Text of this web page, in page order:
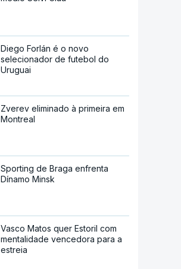
Diego Forlán é o novo
selecionador de futebol do
Uruguai
Zverev eliminado à primeira em
Montreal
Sporting de Braga enfrenta
Dínamo Minsk
Vasco Matos quer Estoril com
mentalidade vencedora para a
estreia